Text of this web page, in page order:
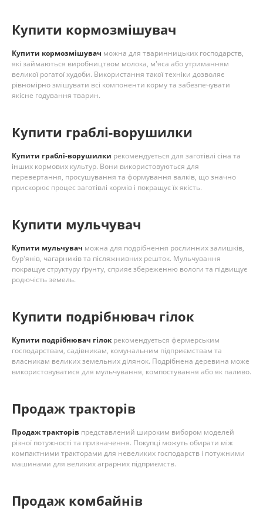
Купити кормозмішувач
Купити кормозмішувач можна для тваринницьких господарств,
які займаються виробництвом молока, м'яса або утриманням
великої рогатої худоби. Використання такої техніки дозволяє
рівномірно змішувати всі компоненти корму та забезпечувати
якісне годування тварин.
Купити граблі-ворушилки
Купити граблі-ворушилки рекомендується для заготівлі сіна та
інших кормових культур. Вони використовуються для
перевертання, просушування та формування валків, що значно
прискорює процес заготівлі кормів і покращує їх якість.
Купити мульчувач
Купити мульчувач можна для подрібнення рослинних залишків,
бур'янів, чагарників та післяжнивних решток. Мульчування
покращує структуру ґрунту, сприяє збереженню вологи та підвищує
родючість земель.
Купити подрібнювач гілок
Купити подрібнювач гілок рекомендується фермерським
господарствам, садівникам, комунальним підприємствам та
власникам великих земельних ділянок. Подрібнена деревина може
використовуватися для мульчування, компостування або як паливо.
Продаж тракторів
Продаж тракторів представлений широким вибором моделей
різної потужності та призначення. Покупці можуть обирати між
компактними тракторами для невеликих господарств і потужними
машинами для великих аграрних підприємств.
Продаж комбайнів